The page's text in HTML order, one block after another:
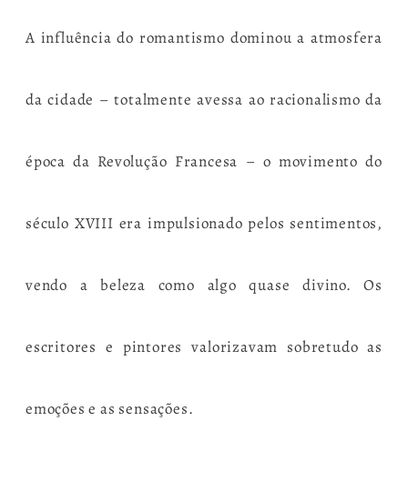
A influência do romantismo dominou a atmosfera
da cidade – totalmente avessa ao racionalismo da
época da Revolução Francesa – o movimento do
século XVIII era impulsionado pelos sentimentos,
vendo a beleza como algo quase divino. Os
escritores e pintores valorizavam sobretudo as
emoções e as sensações.